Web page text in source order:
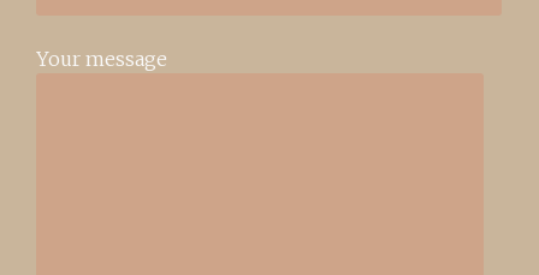
Your message